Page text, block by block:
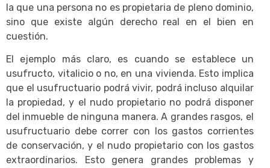
la que una persona no es propietaria de pleno dominio,
sino que existe algún derecho real en el bien en
cuestión.
El ejemplo más claro, es cuando se establece un
usufructo, vitalicio o no, en una vivienda. Esto implica
que el usufructuario podrá vivir, podrá incluso alquilar
la propiedad, y el nudo propietario no podrá disponer
del inmueble de ninguna manera. A grandes rasgos, el
usufructuario debe correr con los gastos corrientes
de conservación, y el nudo propietario con los gastos
extraordinarios. Esto genera grandes problemas y